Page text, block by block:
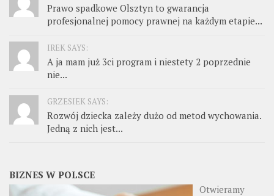
Prawo spadkowe Olsztyn to gwarancja
profesjonalnej pomocy prawnej na każdym etapie...
IREK SAYS:
A ja mam już 3ci program i niestety 2 poprzednie
nie...
GRZESIEK SAYS:
Rozwój dziecka zależy dużo od metod wychowania.
Jedną z nich jest...
BIZNES W POLSCE
Otwieramy